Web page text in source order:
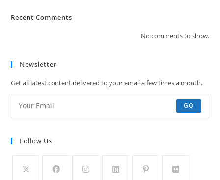
Recent Comments
No comments to show.
Newsletter
Get all latest content delivered to your email a few times a month.
GO
Follow Us